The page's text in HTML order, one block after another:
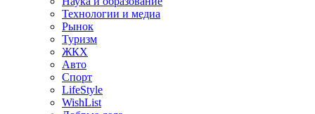
Технологии и медиа
Рынок
Туризм
ЖКХ
Авто
Спорт
LifeStyle
WishList